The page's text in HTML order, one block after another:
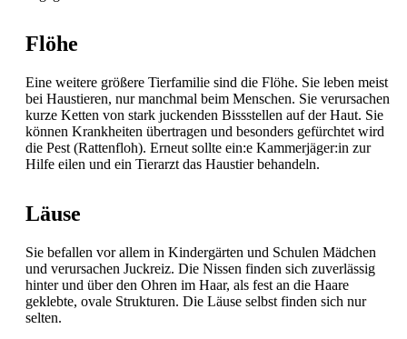
Flöhe
Eine weitere größere Tierfamilie sind die Flöhe. Sie leben meist
bei Haustieren, nur manchmal beim Menschen. Sie verursachen
kurze Ketten von stark juckenden Bissstellen auf der Haut. Sie
können Krankheiten übertragen und besonders gefürchtet wird
die Pest (Rattenfloh). Erneut sollte ein:e Kammerjäger:in zur
Hilfe eilen und ein Tierarzt das Haustier behandeln.
Läuse
Sie befallen vor allem in Kindergärten und Schulen Mädchen
und verursachen Juckreiz. Die Nissen finden sich zuverlässig
hinter und über den Ohren im Haar, als fest an die Haare
geklebte, ovale Strukturen. Die Läuse selbst finden sich nur
selten.